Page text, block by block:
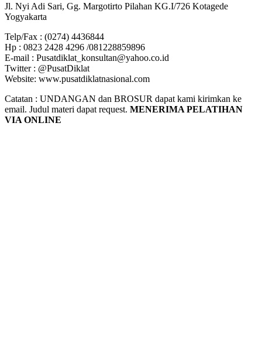
Jl. Nyi Adi Sari, Gg. Margotirto Pilahan KG.I/726 Kotagede
Yogyakarta
Telp/Fax : (0274) 4436844
Hp : 0823 2428 4296 /081228859896
E-mail : Pusatdiklat_konsultan@yahoo.co.id
Twitter : @PusatDiklat
Website: www.pusatdiklatnasional.com
Catatan : UNDANGAN dan BROSUR dapat kami kirimkan ke
email. Judul materi dapat request. MENERIMA PELATIHAN
VIA ONLINE